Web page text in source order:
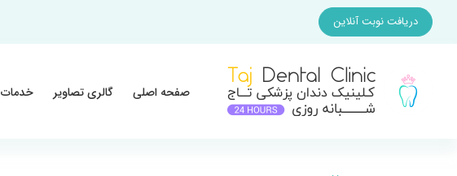
دریافت نوبت آنلاین
صفحه اصلی گالری تصاویر خدمات